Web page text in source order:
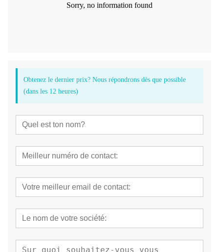
Sorry, no information found
Obtenez le dernier prix? Nous répondrons dès que possible
(dans les 12 heures)